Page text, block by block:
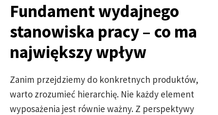
Fundament wydajnego
stanowiska pracy – co ma
największy wpływ
Zanim przejdziemy do konkretnych produktów,
warto zrozumieć hierarchię. Nie każdy element
wyposażenia jest równie ważny. Z perspektywy